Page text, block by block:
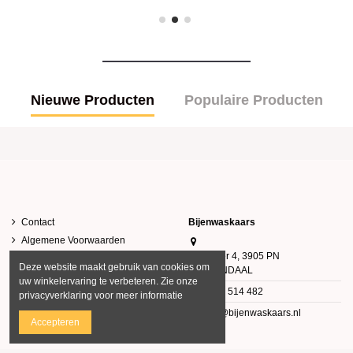
Nieuwe Producten Populaire Producten
Contact
Algemene Voorwaarden
Bijenwaskaars
Klovenier 4, 3905 PN
VEENENDAAL
0343 514 482
info@bijenwaskaars.nl
Deze website maakt gebruik van cookies om
uw winkelervaring te verbeteren. Zie onze
privacyverklaring voor meer informatie
Accepteren